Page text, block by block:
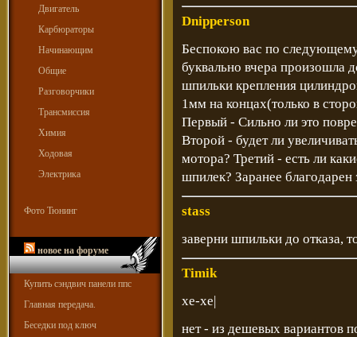
Двигатель
Карбюраторы
Начинающим
Общие
Разговорчики
Трансмиссия
Химия
Ходовая
Электрика
Фото Тюнинг
новое на форуме
Купить сэндвич панели ппс
Главная передача.
Беседки под ключ
Dnipperson
Беспокою вас по
буквально вчера произошла
шпильки крепления
1мм на концах(только в
Первый - Сильно ли это
Второй - будет ли
мотора? Третий - есть ли
шпилек? Заранее благодарен
stass
заверни шпильки до отказа,
Timik
хе-хе|
нет - из дешевых вариантов